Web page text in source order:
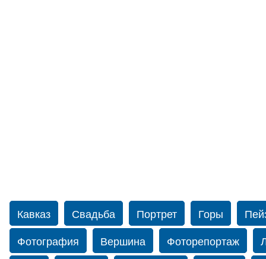
Кавказ Свадьба Портрет Горы
Фотография
Вершина Фоторепортаж